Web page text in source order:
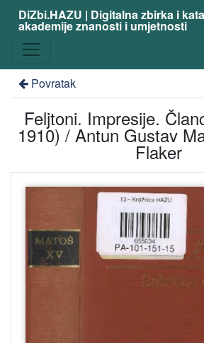
DiZbi.HAZU | Digitalna zbirka i
akademije znanosti i umjetnosti
Povratak
Feljtoni. Impresije.
1910) / Antun Gustav
Flaker